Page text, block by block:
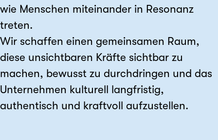
wie Menschen miteinander in Resonanz
treten.
Wir schaffen einen gemeinsamen Raum,
diese unsichtbaren Kräfte sichtbar zu
machen, bewusst zu durchdringen und das
Unternehmen kulturell langfristig,
authentisch und kraftvoll aufzustellen.